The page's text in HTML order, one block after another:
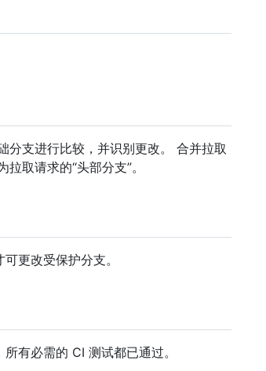
分支进行比较，并识别更改。 合并拉取
取请求的“头部分支”。
更改受保护分支。
有必需的 CI 测试都已通过。